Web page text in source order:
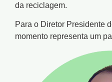
da reciclagem.
Para o Diretor Presidente
momento representa um